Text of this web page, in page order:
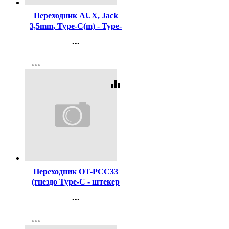
Переходник AUX, Jack
3,5mm, Type-C(m) - Type-
пластик, цвет: серебряный
...
Регистрация
more_horiz
equalizer
Переходник OT-PCC33
(гнездо Type-C - штекер
...
Регистрация
more_horiz